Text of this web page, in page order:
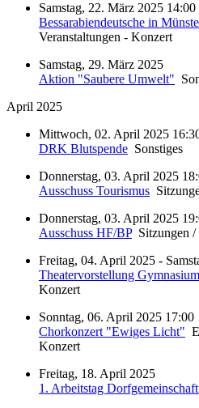
Samstag, 22. März 2025 14:00
Bessarabiendeutsche in
Veranstaltungen - Konzert
Samstag, 29. März 2025
Aktion "Saubere Umwelt"
April 2025
Mittwoch, 02. April 2025
DRK Blutspende Sonstiges
Donnerstag, 03. April 2025
Ausschuss Tourismus
Donnerstag, 03. April 2025
Ausschuss HF/BPSitzungen /
Freitag, 04. April 2025 -
Theatervorstellung Gymnasium
Konzert
Sonntag, 06. April 2025 17:00
Chorkonzert "Ewiges Licht"
Konzert
Freitag, 18. April 2025
1. Arbeitstag